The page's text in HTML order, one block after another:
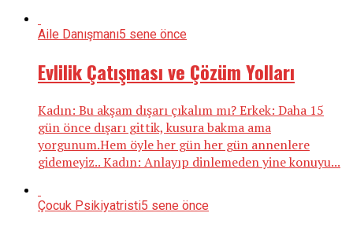
Aile Danışmanı5 sene önce
Evlilik Çatışması ve Çözüm Yolları
Kadın: Bu akşam dışarı çıkalım mı? Erkek: Daha 15
gün önce dışarı gittik, kusura bakma ama
yorgunum.Hem öyle her gün her gün annenlere
gidemeyiz.. Kadın: Anlayıp dinlemeden yine konuyu...
Çocuk Psikiyatristi5 sene önce